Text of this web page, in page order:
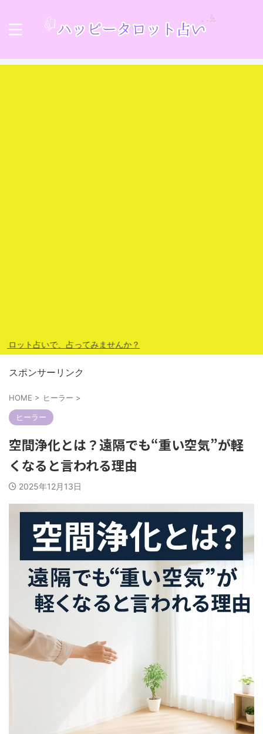
占いで、占ってみませんか？
スポンサーリンク
HOME > ヒーラー >
ヒーラー
空間浄化とは？遠隔でも“重い空気”が軽
くなると言われる理由
2025年12月13日